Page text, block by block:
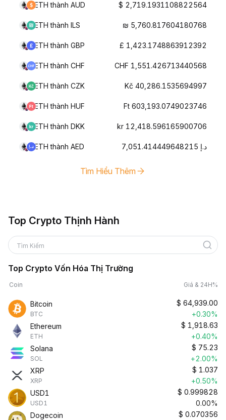
ETH thành AUD $ 2,719.1931108822564
ETH thành ILS ₪ 5,760.817604180768
ETH thành GBP £ 1,423.1748863912392
ETH thành CHF CHF 1,551.426713440568
ETH thành CZK Kč 40,286.1535694997
ETH thành HUF Ft 603,193.0749023746
ETH thành DKK kr 12,418.596165900706
ETH thành AED د.إ 7,051.414449648215
Tìm Hiểu Thêm
Top Crypto Thịnh Hành
Tìm Kiếm
Top Crypto Vốn Hóa Thị Trường
Coin Giá & 24H%
Bitcoin
BTC
$ 64,939.00
+0.30%
Ethereum
ETH
$ 1,918.63
+0.40%
Solana
SOL
$ 75.23
+2.00%
XRP
XRP
$ 1.037
+0.50%
USD1
USD1
$ 0.999828
0.00%
Dogecoin
$ 0.070356